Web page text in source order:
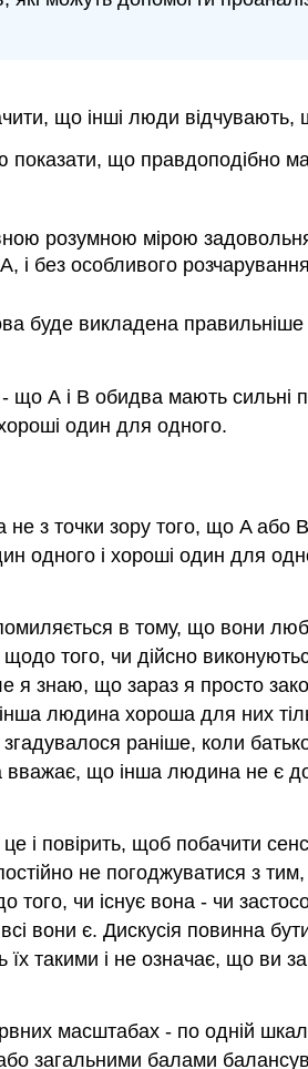
що інші люди
що правдоподібно
розумною мірою
і без особливого
викладена правильніше
що А і В обидва мають сильні
один для одного.
не з точки зору того, що A або
одного і хороші один для
в тому, що вони
того, чи дійсно
я знаю, що зараз я просто
людина хороша для них
раніше, коли
вважає, що інша людина не
і повірить, щоб побачити
не погоджуватися з
чи існує вона - чи
є. Дискусія повинна
такими і не означає, що ви
масштабах - по одній
загальними балами